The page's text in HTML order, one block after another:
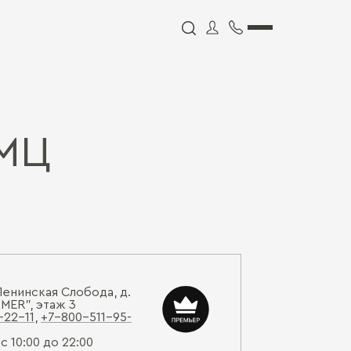
Слобода, д.
этаж 3
11
+7-800-511-95-
10:00 до 22:00